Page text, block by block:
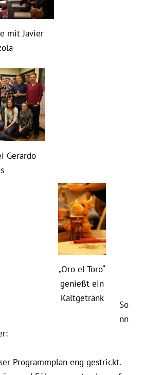
mit Javier
Gerardo
„Oro el Toro“
genießt ein
Kaltgetränk
So
nn
Programmplan eng gestrickt.